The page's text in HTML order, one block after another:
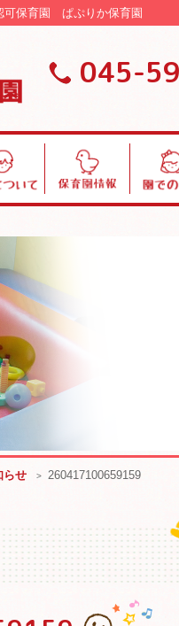
可保育園 ぱぷりか保育園
045-
情
生
らせ 260417100659159